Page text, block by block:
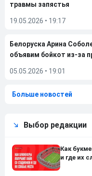
травмы запястья
19.05.2026 • 19:17
Белоруска Арина
объявим бойкот из-за
05.05.2026 • 19:01
Больше новостей
Выбор редакции
Как
и где их